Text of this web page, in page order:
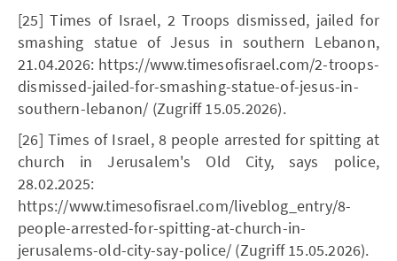
[25] Times of Israel, 2 Troops dismissed, jailed for
smashing statue of Jesus in southern Lebanon,
21.04.2026: https://www.timesofisrael.com/2-troops-
dismissed-jailed-for-smashing-statue-of-jesus-in-
southern-lebanon/ (Zugriff 15.05.2026).
[26] Times of Israel, 8 people arrested for spitting at
church in Jerusalem's Old City, says police,
28.02.2025:
https://www.timesofisrael.com/liveblog_entry/8-
people-arrested-for-spitting-at-church-in-
jerusalems-old-city-say-police/ (Zugriff 15.05.2026).